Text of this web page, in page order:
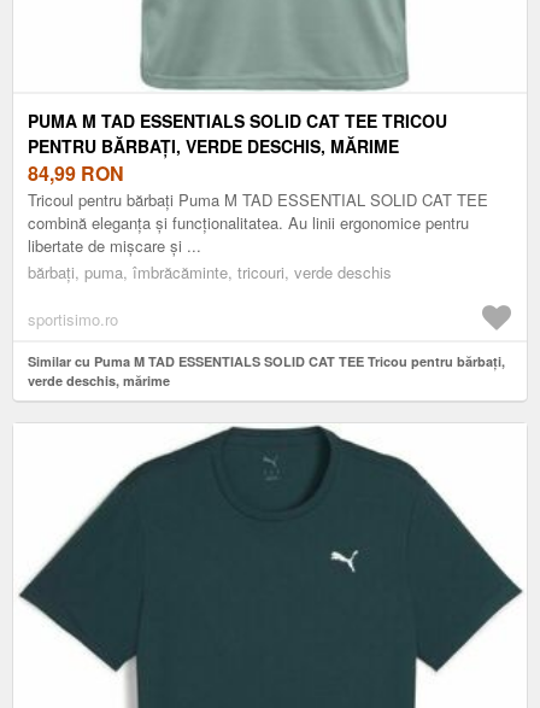
PUMA M TAD ESSENTIALS SOLID CAT TEE TRICOU
PENTRU BĂRBAȚI, VERDE DESCHIS, MĂRIME
84,99 RON
Tricoul pentru bărbați Puma M TAD ESSENTIAL SOLID CAT TEE
combină eleganța și funcționalitatea. Au linii ergonomice pentru
libertate de mișcare și ...
bărbați, puma, îmbrăcăminte, tricouri, verde deschis
sportisimo.ro
Similar cu Puma M TAD ESSENTIALS SOLID CAT TEE Tricou pentru bărbați,
verde deschis, mărime